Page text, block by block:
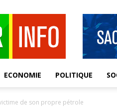
ECONOMIE POLITIQUE
de son propre pétrole